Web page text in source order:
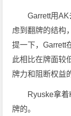
Garrett用
虑到翻牌的结构
提一下，Garrett
此相比在牌面较
牌力和阻断权益
Ryuske拿
牌的。